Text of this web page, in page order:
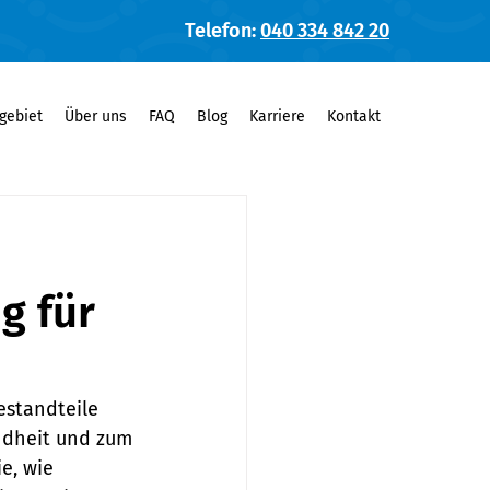
Telefon:040 334 842 20
Über uns FAQ Blog Karriere Kontakt
für
und zum
wie